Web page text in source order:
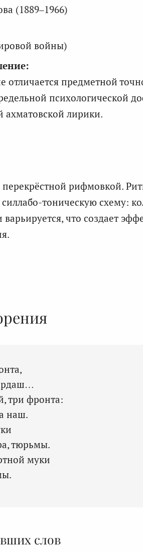
(1889–1966)
войны)
отличается предметной
психологической
ахматовской лирики.
рифмовкой.
тоническую схему:
что создает
три фронта:
наш.
тюрьмы.
муки
слов